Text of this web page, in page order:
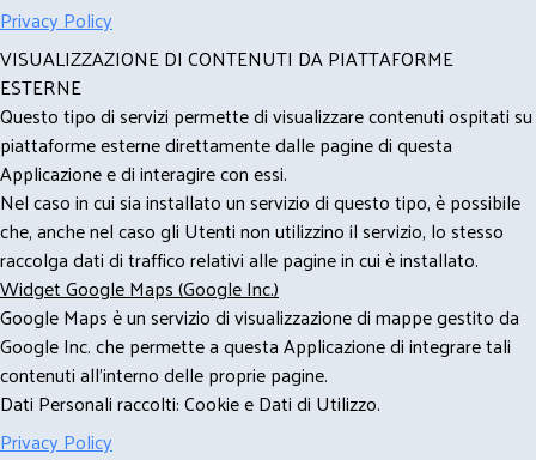
Privacy Policy
VISUALIZZAZIONE DI CONTENUTI DA PIATTAFORME
ESTERNE
Questo tipo di servizi permette di visualizzare contenuti ospitati su
piattaforme esterne direttamente dalle pagine di questa
Applicazione e di interagire con essi.
Nel caso in cui sia installato un servizio di questo tipo, è possibile
che, anche nel caso gli Utenti non utilizzino il servizio, lo stesso
raccolga dati di traffico relativi alle pagine in cui è installato.
Widget Google Maps (Google Inc.)
Google Maps è un servizio di visualizzazione di mappe gestito da
Google Inc. che permette a questa Applicazione di integrare tali
contenuti all'interno delle proprie pagine.
Dati Personali raccolti: Cookie e Dati di Utilizzo.
Privacy Policy